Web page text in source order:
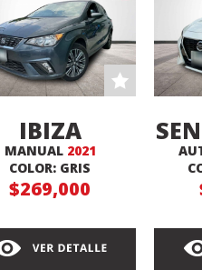
IBIZA
XCELLENCE
MANUAL 2021
COLOR: GRIS
$269,000